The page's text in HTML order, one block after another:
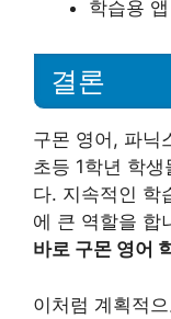
학습용 앱
결론
구몬 영어, 파닉
초등 1학년 학
다. 지속적인 학
에 큰 역할을 합
바로 구몬 영어
이처럼 계획적